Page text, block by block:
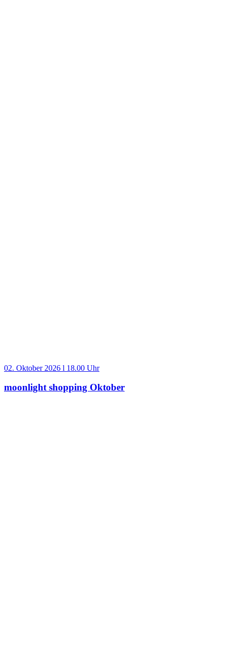
02. Oktober 2026 l 18.00 Uhr
moonlight shopping Oktober